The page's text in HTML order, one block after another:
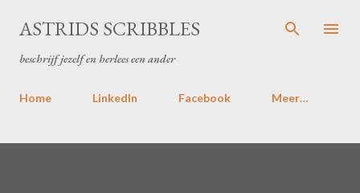
Doorgaan naar hoofdcontent
ASTRIDS SCRIBBLES
beschrijf jezelf en herlees een ander
Home LinkedIn Facebook Meer…